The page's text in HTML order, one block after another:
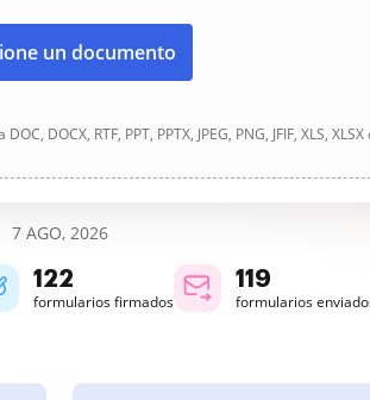
un documento
DOCX, RTF, PPT, PPTX, JPEG, PNG, JFIF, XLS, XLSX
7 AGO, 2026
122
formularios firmados
119
formularios